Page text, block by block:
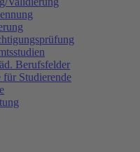
Berufsfelder
für Studierende